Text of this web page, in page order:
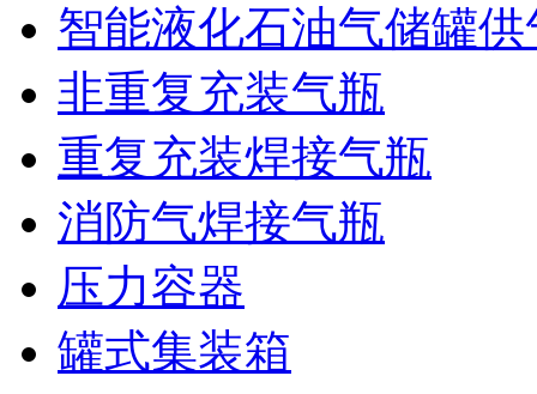
智能液化石油气储罐
非重复充装气瓶
重复充装焊接气瓶
消防气焊接气瓶
压力容器
罐式集装箱